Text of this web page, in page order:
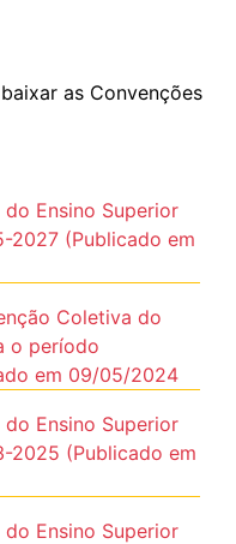
as Convenções
Ensino Superior
2027 (Publicado em
Coletiva do
o período
em 09/05/2024
Ensino Superior
2025 (Publicado em
Ensino Superior